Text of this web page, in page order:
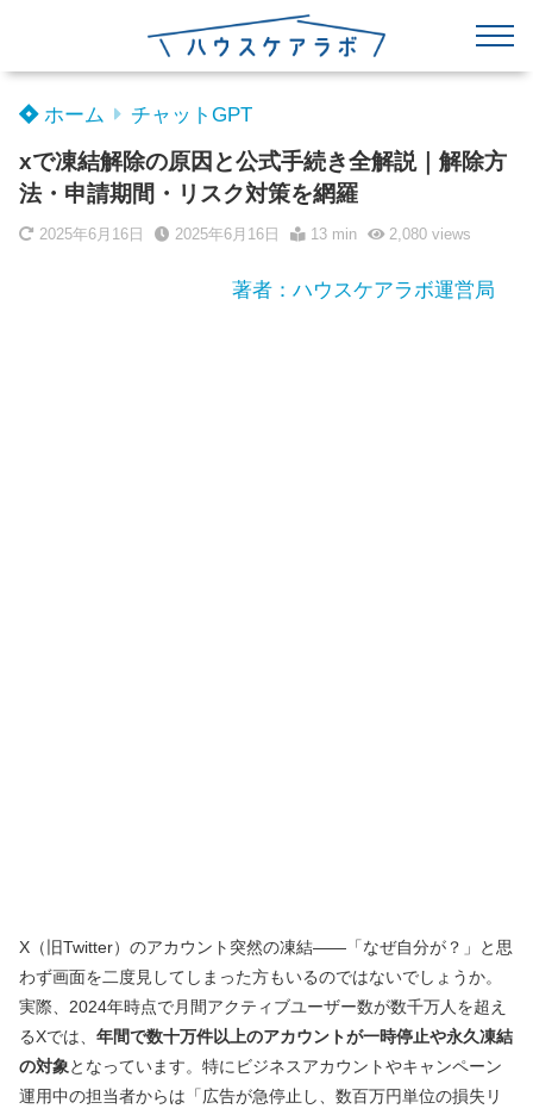
ホーム チャットGPT
xで凍結解除の原因と公式手続き全解説｜解除方
法・申請期間・リスク対策を網羅
2025年6月16日 2025年6月16日 13 min 2,080views
著者：ハウスケアラボ運営局
X（旧Twitter）のアカウント突然の凍結――「なぜ自分が？」と思
わず画面を二度見してしまった方もいるのではないでしょうか。
実際、2024年時点で月間アクティブユーザー数が数千万人を超え
るXでは、 年間で数十万件以上のアカウントが一時停止や永久凍結
の対象となっています。特にビジネスアカウントやキャンペーン
運用中の担当者からは「広告が急停止し、数百万円単位の損失リ